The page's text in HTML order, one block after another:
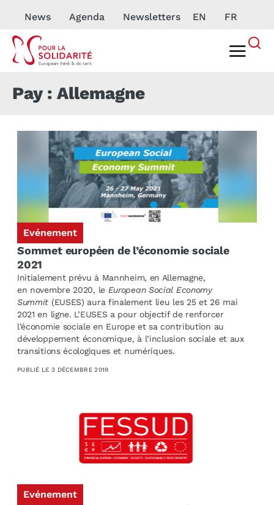
News Agenda Newsletters EN FR
Pay : Allemagne
Evénement
Sommet européen de l’économie sociale
2021
Initialement prévu à Mannheim, en Allemagne,
en novembre 2020, le European Social Economy
Summit (EUSES) aura finalement lieu les 25 et 26 mai
2021 en ligne. L’EUSES a pour objectif de renforcer
l’économie sociale en Europe et sa contribution au
développement économique, à l’inclusion sociale et aux
transitions écologiques et numériques.
PUBLIÉ LE 3 DÉCEMBRE 2019
Evénement